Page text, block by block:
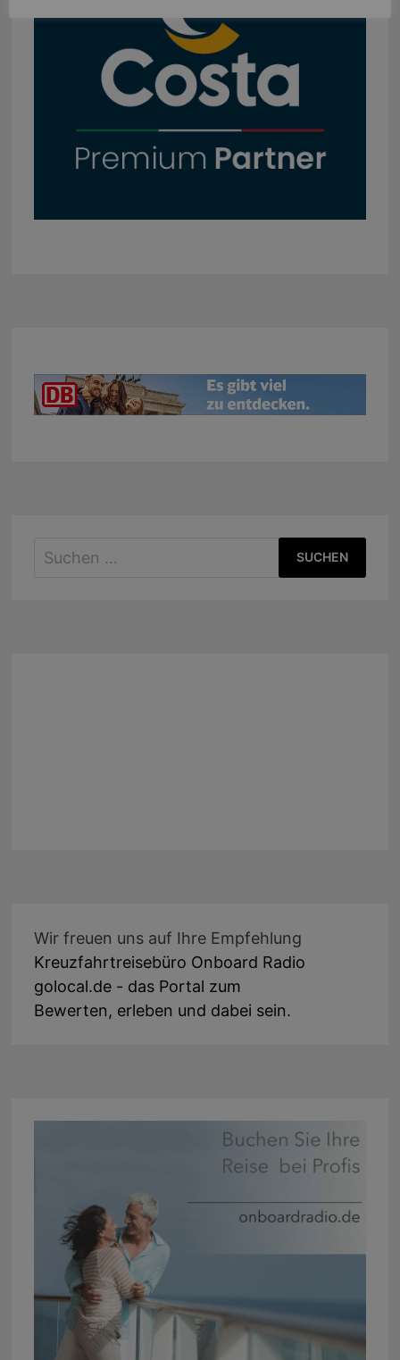
Suchen
Wir freuen uns auf Ihre Empfehlung
Kreuzfahrtreisebüro Onboard Radio
golocal.de - das Portal zum
Bewerten, erleben und dabei sein.